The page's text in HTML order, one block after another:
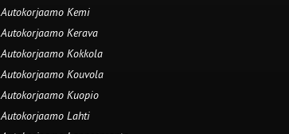
Autokorjaamo Kemi
Autokorjaamo Kerava
Autokorjaamo Kokkola
Autokorjaamo Kouvola
Autokorjaamo Kuopio
Autokorjaamo Lahti